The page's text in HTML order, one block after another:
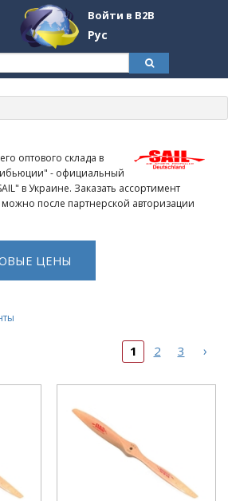
Войти в B2B
Рус
Контакты
оптового склада в
- официальный
в Украине. Заказать ассортимент
после партнерской авторизации
ЦЕНЫ
1 2 3 ›